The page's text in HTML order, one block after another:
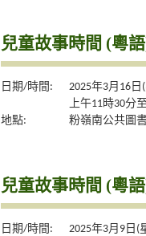
兒童故事時間 (粵
日期/時間:
2025年3月16日
上午11時30分
地點:
粉嶺南公共圖
兒童故事時間 (粵
日期/時間:
2025年3月9日(